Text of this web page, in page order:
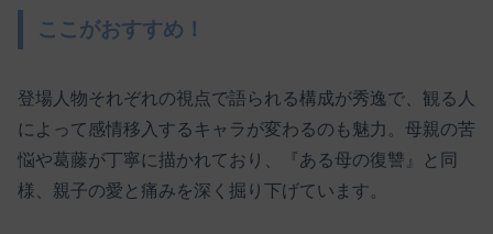
ここがおすすめ！
登場人物それぞれの視点で語られる構成が秀逸で、観る人
によって感情移入するキャラが変わるのも魅力。母親の苦
悩や葛藤が丁寧に描かれており、『ある母の復讐』と同
様、親子の愛と痛みを深く掘り下げています。